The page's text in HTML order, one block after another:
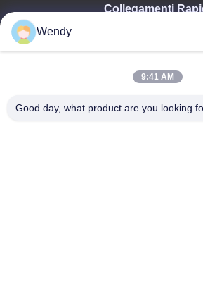
Collegamenti
Prodotti
Video
Manifestazione Di VR
Circa Noi
Wendy
9:41 AM
Good day, what product are you looking